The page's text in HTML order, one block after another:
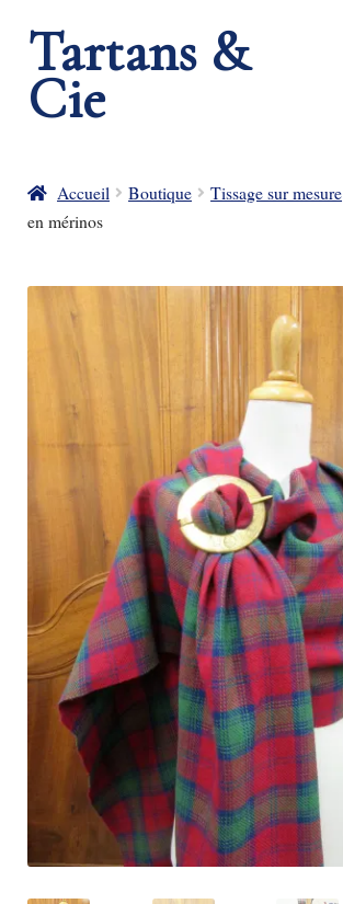
Tartans &
Cie
Accueil Boutique Tissage sur mesure
en mérinos